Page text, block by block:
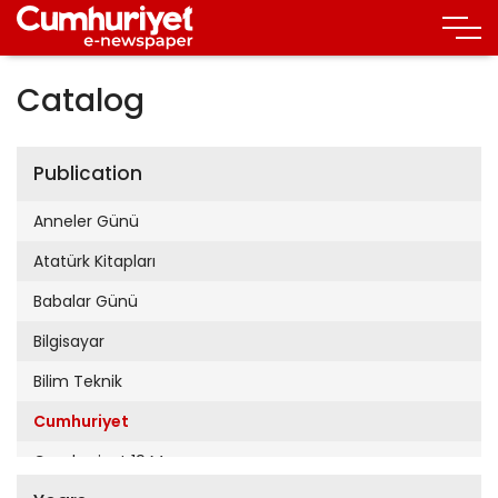
Catalog
Publication
Anneler Günü
Atatürk Kitapları
Babalar Günü
Bilgisayar
Bilim Teknik
Cumhuriyet
Cumhuriyet 19 Mayıs